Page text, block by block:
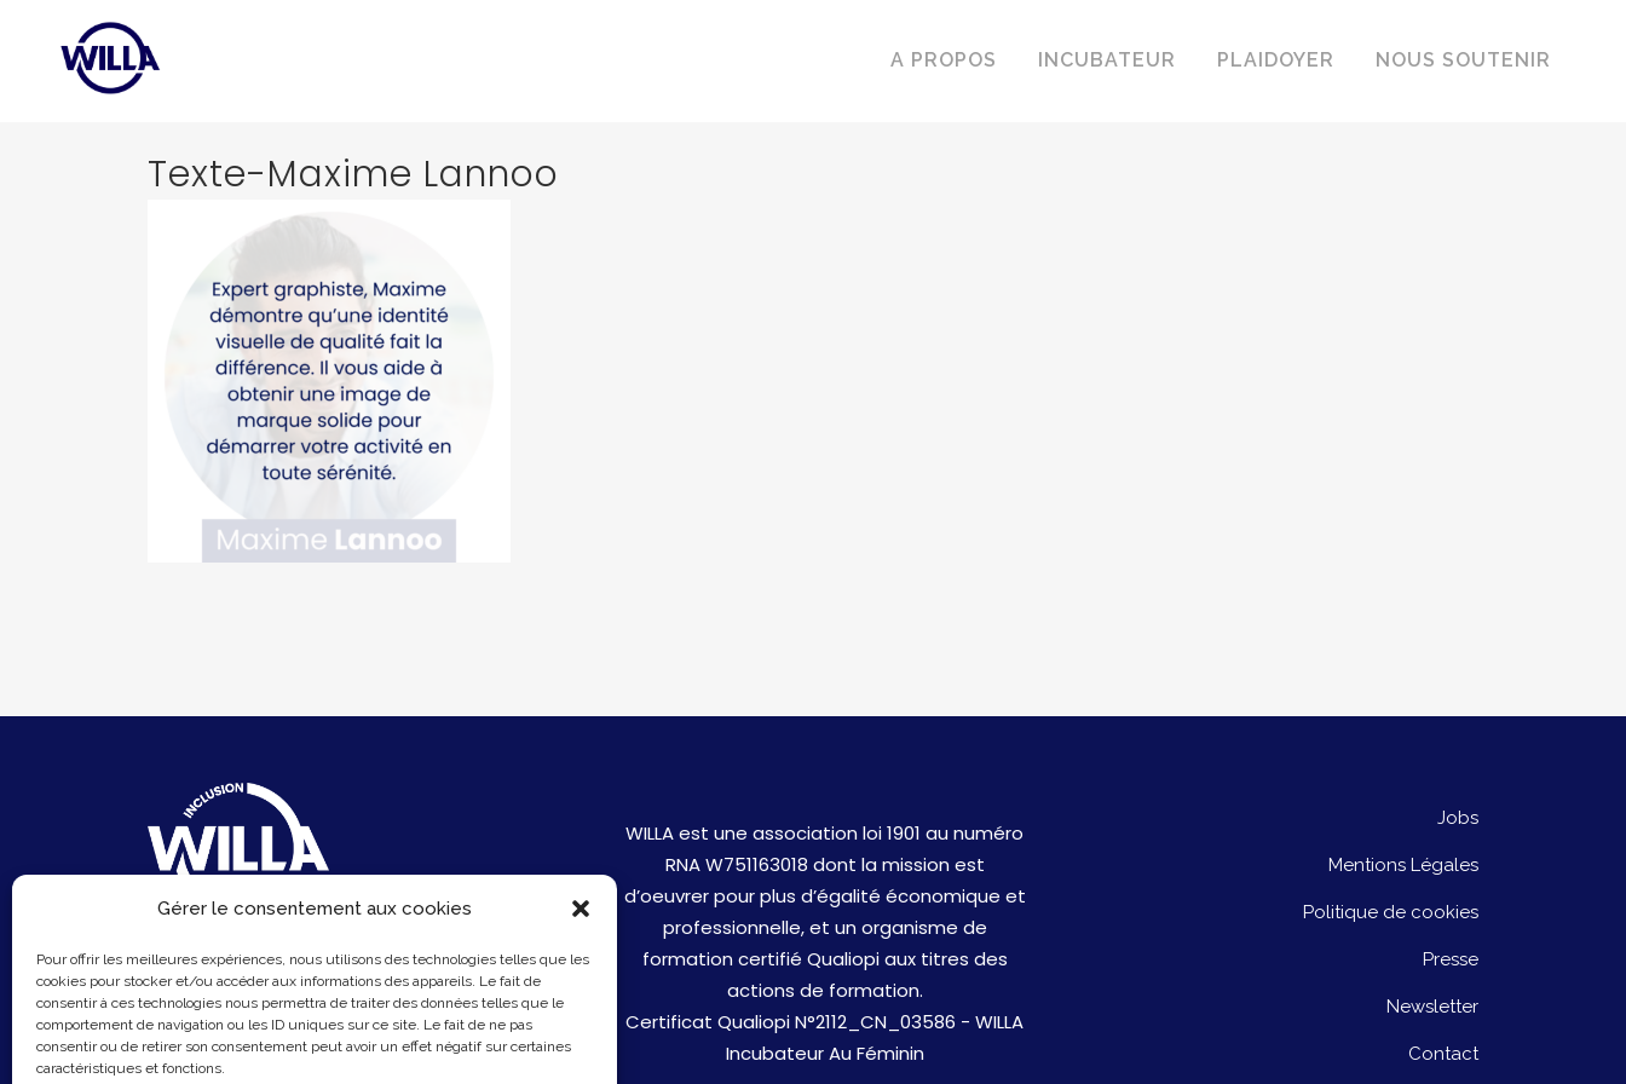
Gérer le consentement aux cookies
Pour offrir les meilleures expériences, nous utilisons des technologies telles que les
cookies pour stocker et/ou accéder aux informations des appareils. Le fait de
consentir à ces technologies nous permettra de traiter des données telles que le
comportement de navigation ou les ID uniques sur ce site. Le fait de ne pas
consentir ou de retirer son consentement peut avoir un effet négatif sur certaines
caractéristiques et fonctions.
A PROPOS INCUBATEUR PLAIDOYER NOUS SOUTENIR
Texte-Maxime Lannoo
6 Rue du Sentier
75002 Paris
Email :contact@hellowilla.co
WILLA est une association loi 1901 au numéro
RNA W751163018 dont la mission est
d’oeuvrer pour plus d’égalité économique et
professionnelle, et un organisme de
formation certifié Qualiopi aux titres des
actions de formation.
Certificat Qualiopi N°2112_CN_03586 - WILLA
Incubateur Au Féminin
Jobs
Mentions Légales
Politique de cookies
Presse
Newsletter
Contact